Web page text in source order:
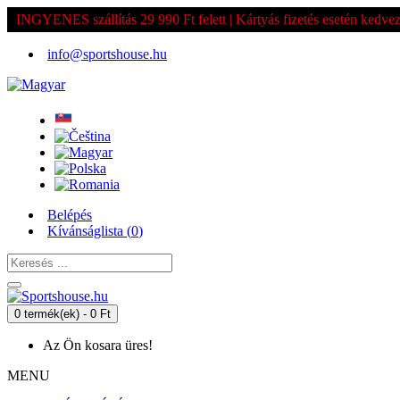
INGYENES szállítás 29 990 Ft felett | Kártyás fizetés esetén
info@sportshouse.hu
Belépés
Kívánságlista (0)
0 termék(ek) - 0 Ft
Az Ön kosara üres!
MENU